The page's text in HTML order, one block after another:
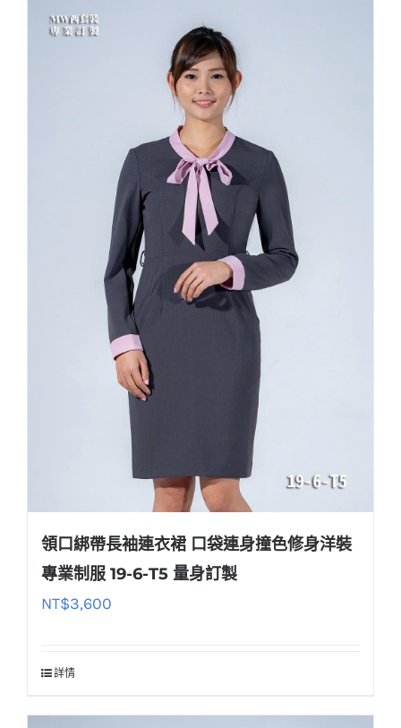
領口綁帶長袖連衣裙 口袋連身撞色修身洋裝
專業制服 19-6-T5 量身訂製
NT$3,600
詳情